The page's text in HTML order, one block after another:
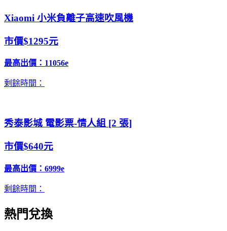
Xiaomi 小米負離子高速吹風機
市價$1295元
最高出價： 11056e
剩餘時間：
秀泰影城 電影票-情人組 [2 張]
市價$640元
最高出價： 6999e
剩餘時間：
熱門兌換